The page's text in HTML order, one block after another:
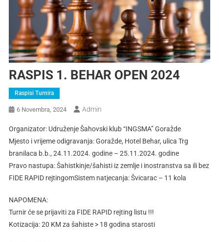
RASPIS 1. BEHAR OPEN 2024
Raspisi Turnira
6 Novembra, 2024 Admin
Organizator: Udruženje Šahovski klub “INGSMA” Goražde
Mjesto i vrijeme odigravanja: Goražde, Hotel Behar, ulica Trg
branilaca b.b., 24.11.2024. godine – 25.11.2024. godine
Pravo nastupa: Šahistkinje/šahisti iz zemlje i inostranstva sa ili bez
FIDE RAPID rejtingomSistem natjecanja: Švicarac – 11 kola
NAPOMENA:
Turnir će se prijaviti za FIDE RAPID rejting listu !!!
Kotizacija: 20 KM za šahiste > 18 godina starosti